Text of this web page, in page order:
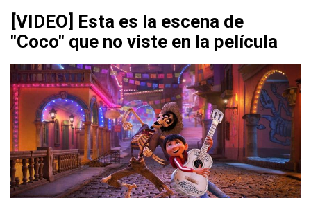
[VIDEO] Esta es la escena de
"Coco" que no viste en la película